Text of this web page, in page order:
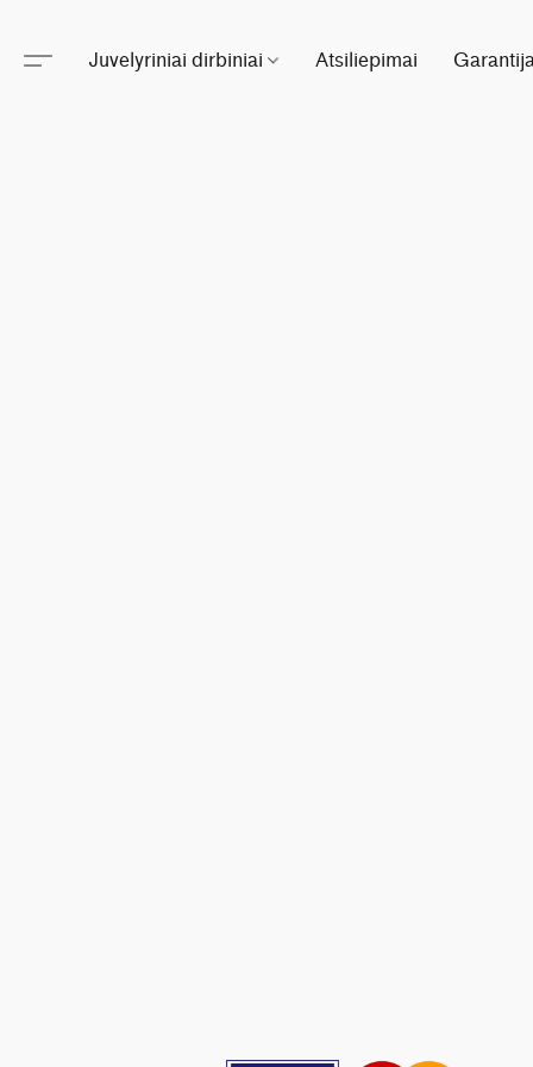
Juvelyriniai dirbiniai Atsiliepimai